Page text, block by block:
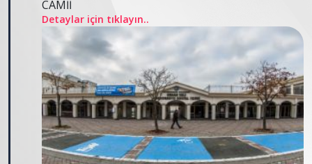
CAMİİ
Detaylar için tıklayın..